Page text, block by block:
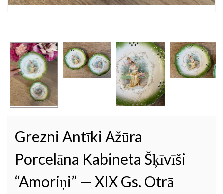
Grezni Antīki Ažūra
Porcelāna Kabineta Šķīvīši
“Amoriņi” — XIX Gs. Otrā